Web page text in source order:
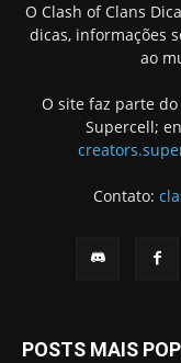
O Clash of Clans
dicas, informações
ao
O site faz parte
Supercell;
Contato:
POSTS MAIS